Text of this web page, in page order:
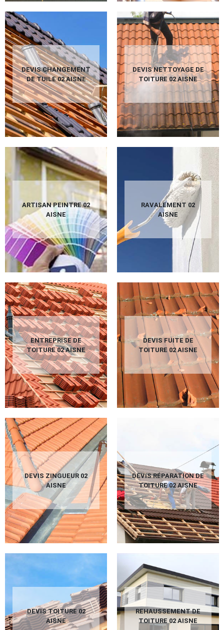
DEVIS CHANGEMENT
DE TUILE 02 AISNE
DEVIS NETTOYAGE DE
TOITURE 02 AISNE
ARTISAN PEINTRE 02
AISNE
RAVALEMENT 02
AISNE
ENTREPRISE DE
TOITURE 02 AISNE
DEVIS FUITE DE
TOITURE 02 AISNE
DEVIS ZINGUEUR 02
AISNE
DEVIS RÉPARATION DE
TOITURE 02 AISNE
DEVIS TOITURE 02
AISNE
REHAUSSEMENT DE
TOITURE 02 AISNE